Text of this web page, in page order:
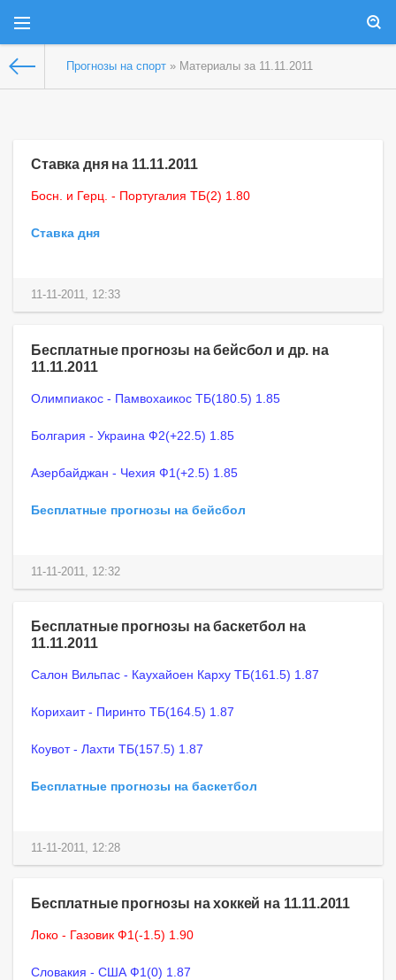
Прогнозы на спорт » Материалы за 11.11.2011
Ставка дня на 11.11.2011
Босн. и Герц. - Португалия ТБ(2) 1.80
Ставка дня
11-11-2011, 12:33
Бесплатные прогнозы на бейсбол и др. на
11.11.2011
Олимпиакос - Памвохаикос ТБ(180.5) 1.85
Болгария - Украина Ф2(+22.5) 1.85
Азербайджан - Чехия Ф1(+2.5) 1.85
Бесплатные прогнозы на бейсбол
11-11-2011, 12:32
Бесплатные прогнозы на баскетбол на
11.11.2011
Салон Вильпас - Каухайоен Карху ТБ(161.5) 1.87
Корихаит - Пиринто ТБ(164.5) 1.87
Коувот - Лахти ТБ(157.5) 1.87
Бесплатные прогнозы на баскетбол
11-11-2011, 12:28
Бесплатные прогнозы на хоккей на 11.11.2011
Локо - Газовик Ф1(-1.5) 1.90
Словакия - США Ф1(0) 1.87